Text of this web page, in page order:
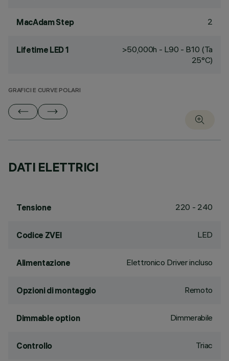
MacAdam Step 2
Lifetime LED 1
>50,000h - L90 - B10 (Ta
25°C)
GRAFICI E CURVE POLARI
DATI ELETTRICI
Tensione 220 - 240
Codice ZVEI LED
Alimentazione Elettronico Driver incluso
Opzioni di montaggio Remoto
Dimmable option Dimmerabile
Controllo Triac